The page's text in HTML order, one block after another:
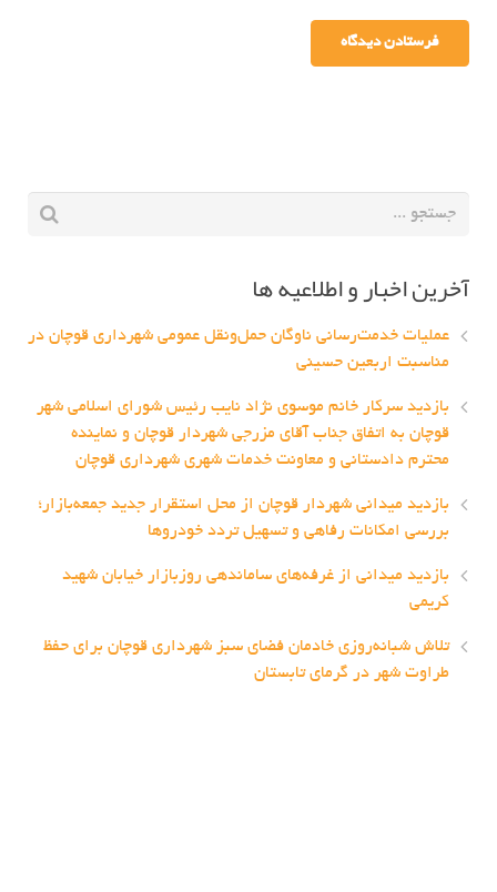
آخرین اخبار و اطلاعیه ها
عملیات خدمت‌رسانی ناوگان حمل‌ونقل عمومی شهرداری قوچان در
مناسبت اربعین حسینی
بازدید سرکار خانم موسوی نژاد نایب رئیس شورای اسلامی شهر
قوچان به اتفاق جناب آقای مزرجی شهردار قوچان و نماینده
محترم دادستانی و معاونت خدمات شهری شهرداری قوچان
بازدید میدانی شهردار قوچان از محل استقرار جدید جمعه‌بازار؛
بررسی امکانات رفاهی و تسهیل تردد خودروها
بازدید میدانی از غرفه‌های ساماندهی روزبازار خیابان شهید
کریمی
تلاش شبانه‌روزی خادمان فضای سبز شهرداری قوچان برای حفظ
طراوت شهر در گرمای تابستان